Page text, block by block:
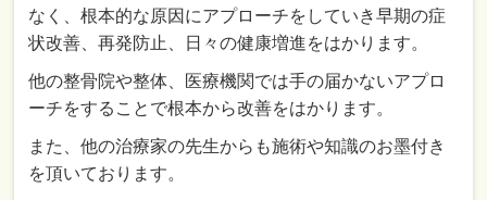
なく、根本的な原因にアプローチをしていき早期の症
状改善、再発防止、日々の健康増進をはかります。
他の整骨院や整体、医療機関では手の届かないアプロ
ーチをすることで根本から改善をはかります。
また、他の治療家の先生からも施術や知識のお墨付き
を頂いております。